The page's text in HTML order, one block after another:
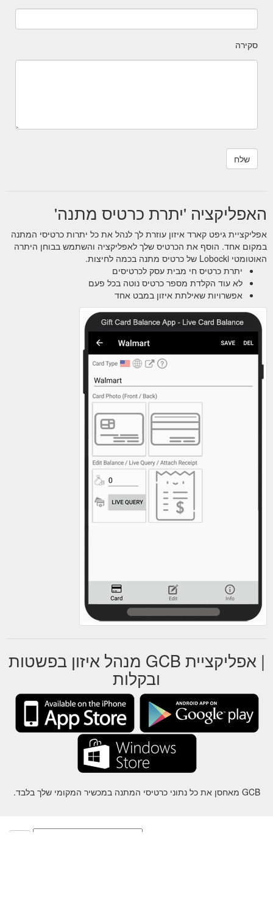
סקירה
האפליקציה 'יתרת כרטיס מתנה'
אפליקציית גיפט קארד איזון עוזרת לך לנהל את כל יתרות כרטיסי המתנה
במקום אחד. הוסף את הכרטיס שלך לאפליקציה והשתמש בבוחן היתרה
האוטומטי Lobocki של כרטיס מתנה בכמה לחיצות.
יתרת כרטיס חי מבית עסק לכרטיסים
לא עוד הקלדת מספר כרטיס נוטה בכל פעם
אפשרויות שאילתת איזון במבט אחד
| אפליקציית GCB מנהל איזון בפשטות
ובקלות
GCB מאחסן את כל נתוני כרטיסי המתנה במכשיר המקומי שלך בלבד.